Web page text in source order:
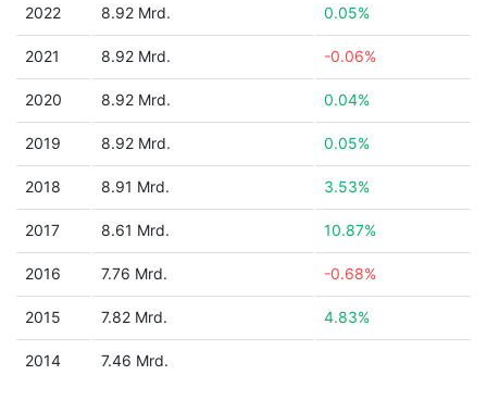
2022 8.92 Mrd. 0.05%
2021 8.92 Mrd. -0.06%
2020 8.92 Mrd. 0.04%
2019 8.92 Mrd. 0.05%
2018 8.91 Mrd. 3.53%
2017 8.61 Mrd. 10.87%
2016 7.76 Mrd. -0.68%
2015 7.82 Mrd. 4.83%
2014 7.46 Mrd.